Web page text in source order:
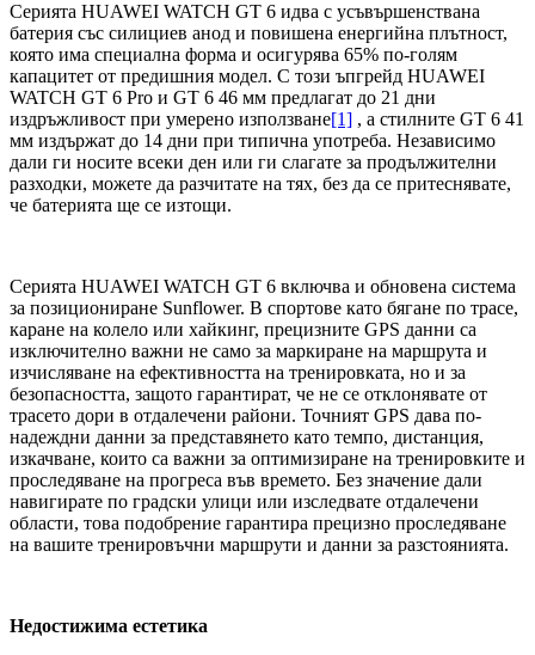
Серията HUAWEI WATCH GT 6 идва с усъвършенствана
батерия със силициев анод и повишена енергийна плътност,
която има специална форма и осигурява 65% по-голям
капацитет от предишния модел. С този ъпгрейд HUAWEI
WATCH GT 6 Pro и GT 6 46 мм предлагат до 21 дни
издръжливост при умерено използване[1] , а стилните GT 6 41
мм издържат до 14 дни при типична употреба. Независимо
дали ги носите всеки ден или ги слагате за продължителни
разходки, можете да разчитате на тях, без да се притеснявате,
че батерията ще се изтощи.
Серията HUAWEI WATCH GT 6 включва и обновена система
за позициониране Sunflower. В спортове като бягане по трасе,
каране на колело или хайкинг, прецизните GPS данни са
изключително важни не само за маркиране на маршрута и
изчисляване на ефективността на тренировката, но и за
безопасността, защото гарантират, че не се отклонявате от
трасето дори в отдалечени райони. Точният GPS дава по-
надеждни данни за представянето като темпо, дистанция,
изкачване, които са важни за оптимизиране на тренировките и
проследяване на прогреса във времето. Без значение дали
навигирате по градски улици или изследвате отдалечени
области, това подобрение гарантира прецизно проследяване
на вашите тренировъчни маршрути и данни за разстоянията.
Недостижима естетика